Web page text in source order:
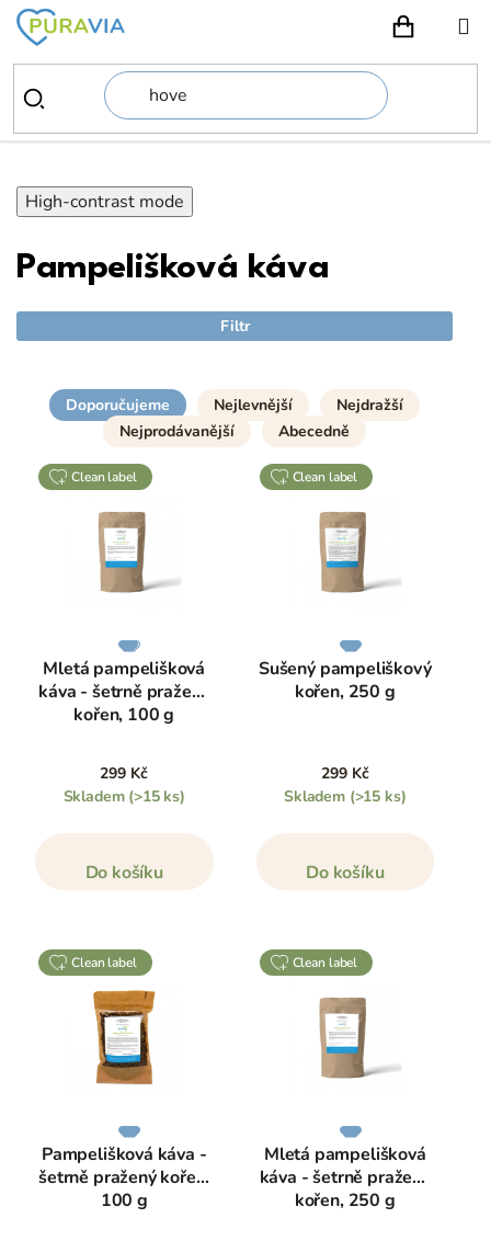
Přejít
obsah
High-contrast mode
Pampelišková káva
Filtr
Doporučujeme Nejlevnější
Nejdražší
Nejprodávanější
Abecedně
clean label
Mletá pampelišková
káva - šetrně pražený
kořen, 100 g
299 Kč
Skladem (>15 ks)
Do košíku
clean label
Sušený pampeliškový
kořen, 250 g
299 Kč
Skladem (>15 ks)
Do košíku
clean label
Pampelišková káva -
šetrně pražený kořen,
100 g
clean label
Mletá pampelišková
káva - šetrně pražený
kořen, 250 g